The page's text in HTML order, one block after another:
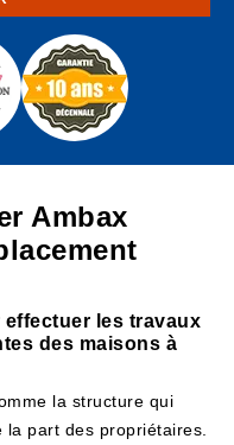
Ambax
les travaux
des maisons à
la structure qui
part des propriétaires.